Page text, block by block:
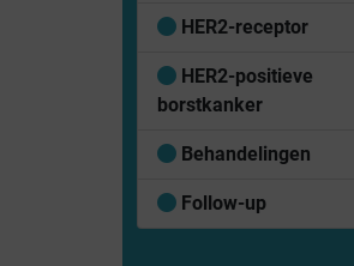
HER2-receptor
HER2-positieve
borstkanker
Behandelingen
Follow-up